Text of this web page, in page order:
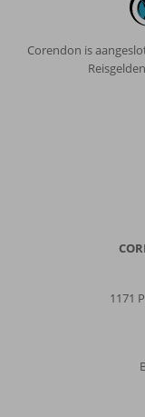
Corendon is
1171